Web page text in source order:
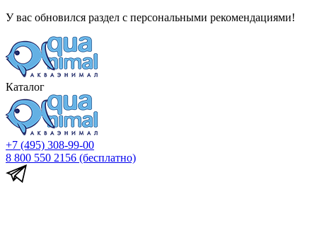
У вас обновился раздел с персональными рекомендациями!
Каталог
+7 (495) 308-99-00
8 800 550 2156 (бесплатно)